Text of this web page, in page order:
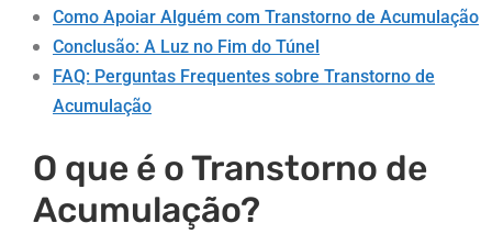
Como Apoiar Alguém com Transtorno de Acumulação
Conclusão: A Luz no Fim do Túnel
FAQ: Perguntas Frequentes sobre Transtorno de
Acumulação
O que é o Transtorno de
Acumulação?